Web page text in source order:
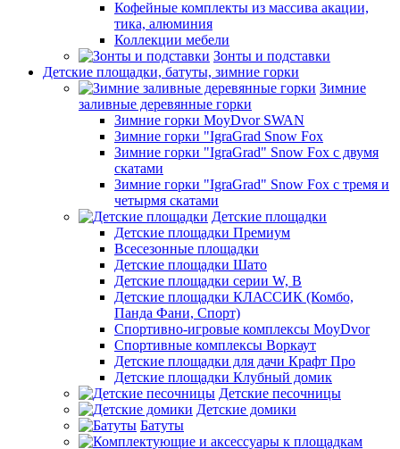
Кофейные комплекты из массива акации,
тика, алюминия
Коллекции мебели
Зонты и подставки
Детские площадки, батуты, зимние горки
Зимние
заливные деревянные горки
Зимние горки MoyDvor SWAN
Зимние горки "IgraGrad Snow Fox
Зимние горки "IgraGrad" Snow Fox с двумя
скатами
Зимние горки "IgraGrad" Snow Fox с тремя и
четырмя скатами
Детские площадки
Детские площадки Премиум
Всесезонные площадки
Детские площадки Шато
Детские площадки серии W, В
Детские площадки КЛАССИК (Комбо,
Панда Фани, Спорт)
Спортивно-игровые комплексы MoyDvor
Спортивные комплексы Воркаут
Детские площадки для дачи Крафт Про
Детские площадки Клубный домик
Детские песочницы
Детские домики
Батуты